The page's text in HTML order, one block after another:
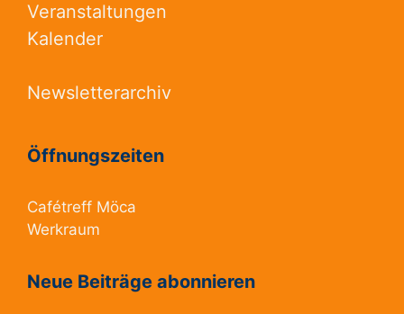
Veranstaltungen
Kalender
Newsletterarchiv
Öffnungszeiten
Cafétreff Möca
Werkraum
Neue Beiträge abonnieren